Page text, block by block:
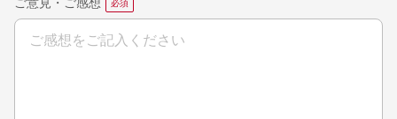
ご意見・ご感想